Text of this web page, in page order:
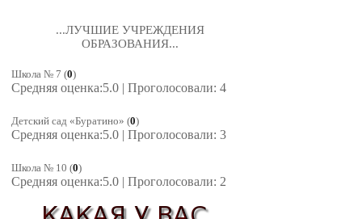
...ЛУЧШИЕ УЧРЕЖДЕНИЯ
ОБРАЗОВАНИЯ...
Школа № 7 (0)
Средняя оценка:5.0 | Проголосовали: 4
Детский сад «Буратино» (0)
Средняя оценка:5.0 | Проголосовали: 3
Школа № 10 (0)
Средняя оценка:5.0 | Проголосовали: 2